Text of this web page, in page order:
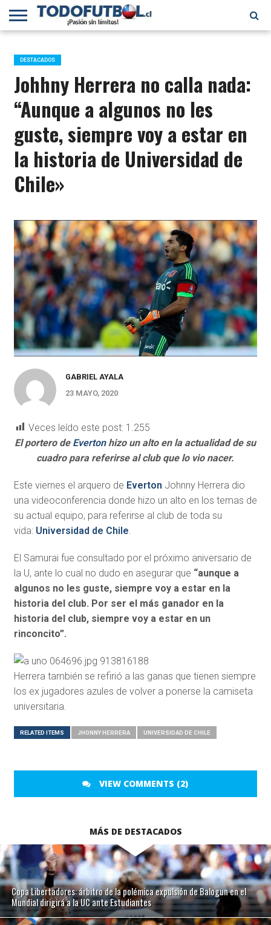
PRIMERA
B
SELECCIÓN
CHILENA
CHILENOS
EN EL
MUNDO
FÚTBOL
INTERNACIONAL
DESTACADOS
Johhny Herrera no calla nada:
“Aunque a algunos no les
guste, siempre voy a estar en
la historia de Universidad de
Chile»
GABRIEL AYALA
23 MAYO, 2020
Veces leído este post: 1.255
El portero de Evertonhizo un alto en la actualidad de su
cuadro para referirse al club que lo vio nacer.
Este viernes el arquero de Everton Johnny Herrera dio
una videoconferencia donde hizo un alto en los temas de
su actual equipo, para referirse al club de toda su
vida: Universidad de Chile
El Samurai fue consultado por el próximo aniversario de
la U, ante lo cual no dudo en asegurar que “aunque a
algunos no les guste, siempre voy a estar en la
historia del club. Por ser el más ganador en la
historia del club, siempre voy a estar en un
rinconcito”.
Herrera también se refirió a las ganas que tienen siempre
los ex jugadores azules de volver a ponerse la camiseta
universitaria.
RELATED ITEMS JHONNY HERRERA UNIVERSIDAD DE CHILE
VIEW COMMENTS (2)
MÁS DE DESTACADOS
Copa Libertadores: árbitro de la polémica expulsión de Balogun en el
Mundial dirigirá a la UC ante Estudiantes